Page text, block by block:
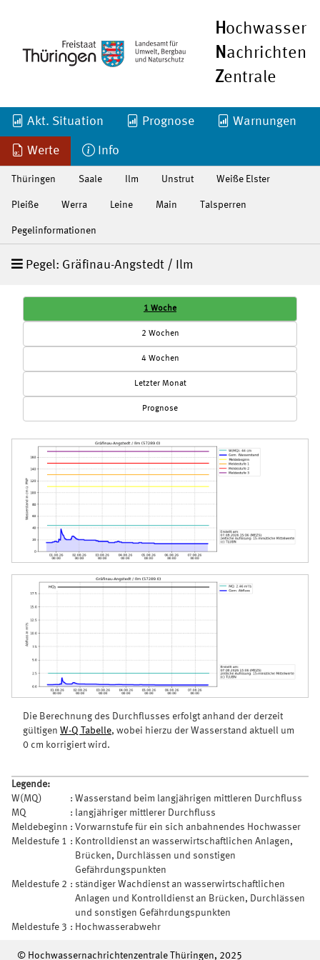
Hochwasser
Nachrichten
Zentrale
Akt. Situation Prognose Warnungen
Werte Info
Thüringen Saale Ilm Unstrut Weiße Elster
Pleiße Werra Leine Main Talsperren
Pegelinformationen
Pegel: Gräfinau-Angstedt / Ilm
1 Woche
2 Wochen
4 Wochen
Letzter Monat
Prognose
Die Berechnung des Durchflusses erfolgt anhand der derzeit
gültigen W-Q Tabelle, wobei hierzu der Wasserstand aktuell um
0 cm korrigiert wird.
Legende:
W(MQ)
: Wasserstand beim langjährigen mittleren Durchfluss
MQ
: langjähriger mittlerer Durchfluss
Meldebeginn : Vorwarnstufe für ein sich anbahnendes Hochwasser
Meldestufe 1 : Kontrolldienst an wasserwirtschaftlichen Anlagen,
Brücken, Durchlässen und sonstigen
Gefährdungspunkten
Meldestufe 2 : ständiger Wachdienst an wasserwirtschaftlichen
Anlagen und Kontrolldienst an Brücken, Durchlässen
und sonstigen Gefährdungspunkten
Meldestufe 3 : Hochwasserabwehr
© Hochwassernachrichtenzentrale Thüringen, 2025